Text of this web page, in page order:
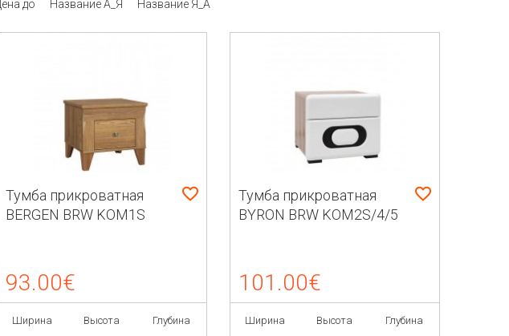
Цена до Название А_Я Название Я_А
Тумба прикроватная
BERGEN BRW KOM1S
93.00€
Ширина Высота Глубина
Тумба прикроватная
BYRON BRW KOM2S/4/5
101.00€
Ширина Высота Глубина